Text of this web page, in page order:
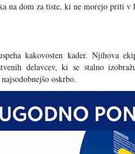
na dom za tiste, ki ne morejo priti v
kakovosten kader. Njihova
delavcev, ki se stalno
oskrbo.